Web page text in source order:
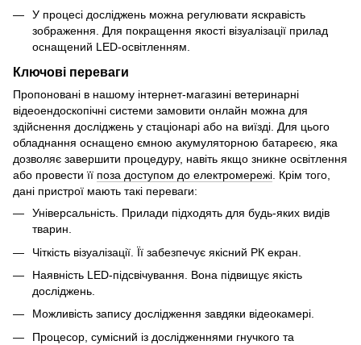
У процесі досліджень можна регулювати яскравість
зображення. Для покращення якості візуалізації прилад
оснащений LED-освітленням.
Ключові переваги
Пропоновані в нашому інтернет-магазині ветеринарні
відеоендоскопічні системи замовити онлайн можна для
здійснення досліджень у стаціонарі або на виїзді. Для цього
обладнання оснащено ємною акумуляторною батареєю, яка
дозволяє завершити процедуру, навіть якщо зникне освітлення
або провести її поза доступом до електромережі. Крім того,
дані пристрої мають такі переваги:
Універсальність. Прилади підходять для будь-яких видів
тварин.
Чіткість візуалізації. Її забезпечує якісний РК екран.
Наявність LED-підсвічування. Вона підвищує якість
досліджень.
Можливість запису дослідження завдяки відеокамері.
Процесор, сумісний із дослідженнями гнучкого та